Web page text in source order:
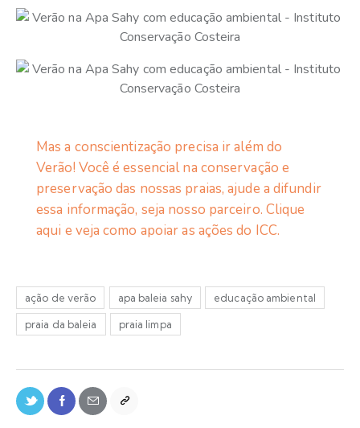
Mas a conscientização precisa ir além do
Verão! Você é essencial na conservação e
preservação das nossas praias, ajude a difundir
essa informação, seja nosso parceiro. Clique
aqui e veja como apoiar as ações do ICC.
ação de verão apa baleia sahy educação ambiental
praia da baleia praia limpa